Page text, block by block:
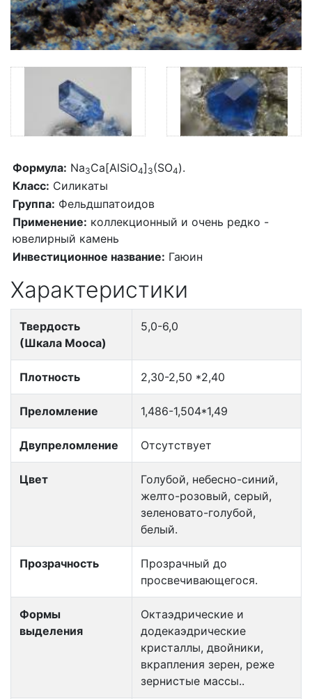
Формула: Na3Ca[AlSiO4] 3(SO4).
Класс: Силикаты
Группа: Фельдшпатоидов
Применение: коллекционный и очень редко -
ювелирный камень
Инвестиционное название: Гаюин
Характеристики
Твердость
(Шкала Мооса)
5,0-6,0
Плотность 2,30-2,50 *2,40
Преломление 1,486-1,504*1,49
Двупреломление Отсутствует
Цвет
Голубой, небесно-синий,
желто-розовый, серый,
зеленовато-голубой,
белый.
Прозрачность
Прозрачный до
просвечивающегося.
Формы
выделения
Октаэдрические и
додекаэдрические
кристаллы, двойники,
вкрапления зерен, реже
зернистые массы..